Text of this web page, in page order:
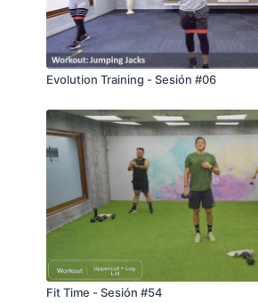
Evolution Training - Sesión #06
Fit Time - Sesión #54